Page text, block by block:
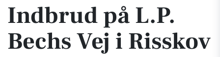
Indbrud på L.P.
Bechs Vej i Risskov